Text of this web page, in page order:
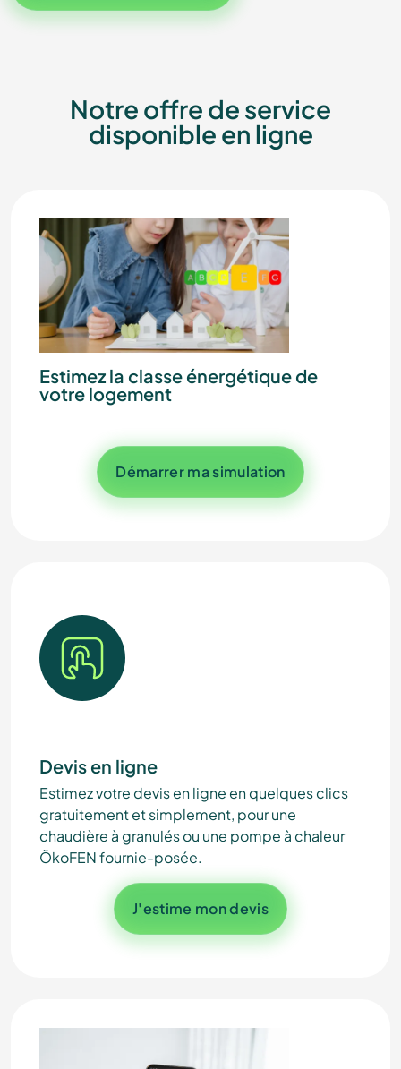
ÖkoFEN
Le spécialiste de la
Notre offre de service
disponible en ligne
Estimez la classe énergétique de
votre logement
Démarrer ma simulation
Devis en ligne
Estimez votre devis en ligne en quelques clics
gratuitement et simplement, pour une
chaudière à granulés ou une pompe à chaleur
ÖkoFEN fournie-posée.
J'estime mon devis